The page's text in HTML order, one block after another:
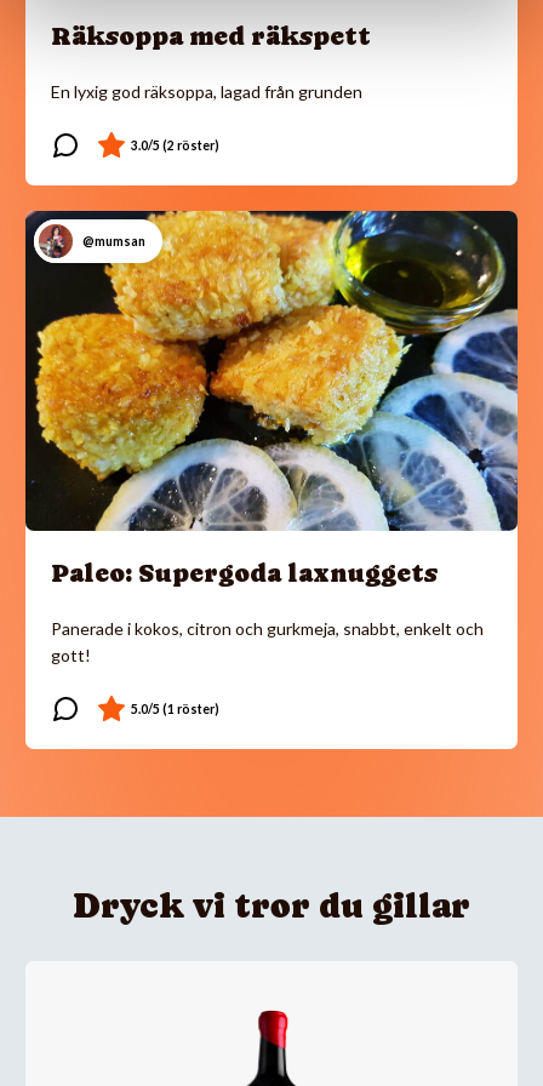
Räksoppa med räkspett
En lyxig god räksoppa, lagad från grunden
@mumsan
Paleo: Supergoda laxnuggets
Panerade i kokos, citron och gurkmeja, snabbt, enkelt och
gott!
Dryck vi tror du gillar